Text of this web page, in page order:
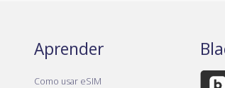
Aprender
Como usar eSIM